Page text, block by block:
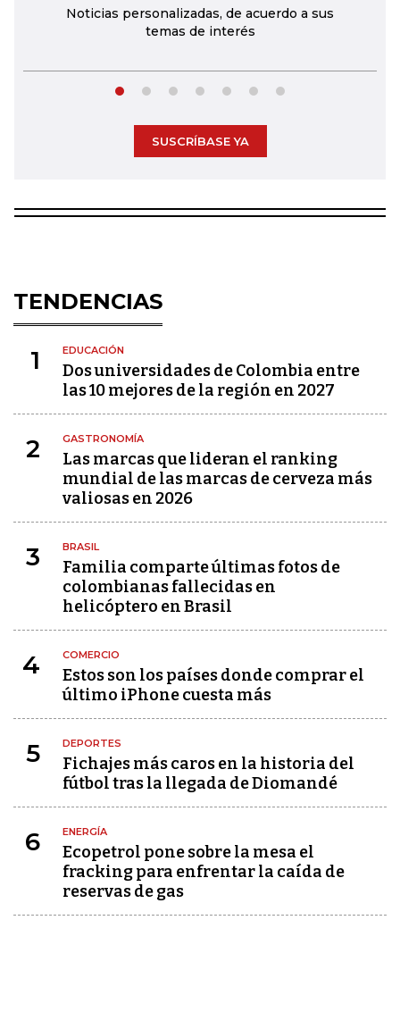
Noticias personalizadas, de acuerdo a sus
temas de interés
SUSCRÍBASE YA
TENDENCIAS
1 EDUCACIÓN
Dos universidades de Colombia entre
las 10 mejores de la región en 2027
2 GASTRONOMÍA
Las marcas que lideran el ranking
mundial de las marcas de cerveza más
valiosas en 2026
3 BRASIL
Familia comparte últimas fotos de
colombianas fallecidas en
helicóptero en Brasil
4 COMERCIO
Estos son los países donde comprar el
último iPhone cuesta más
5 DEPORTES
Fichajes más caros en la historia del
fútbol tras la llegada de Diomandé
6 ENERGÍA
Ecopetrol pone sobre la mesa el
fracking para enfrentar la caída de
reservas de gas